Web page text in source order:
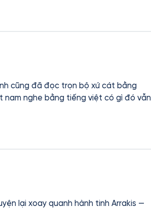
cũng đã đọc trọn bộ xứ cát bằng
nam nghe bằng tiếng việt có gì đó vẫn
lại xoay quanh hành tinh Arrakis —